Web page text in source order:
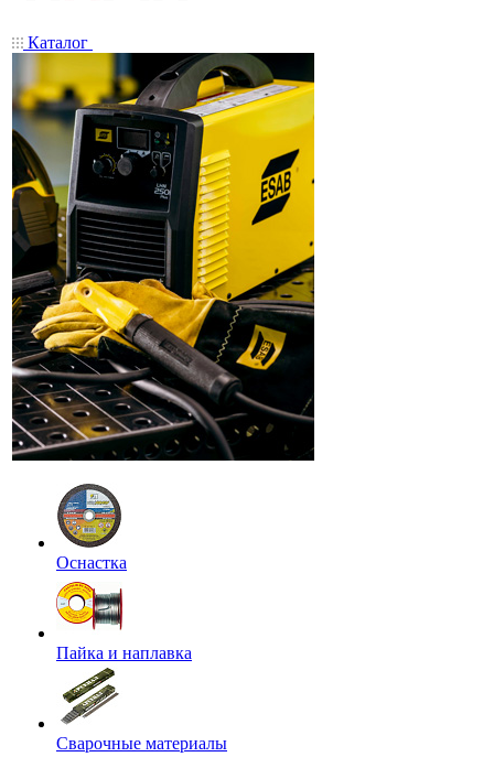
Каталог
Оснастка
Пайка и наплавка
Сварочные материалы